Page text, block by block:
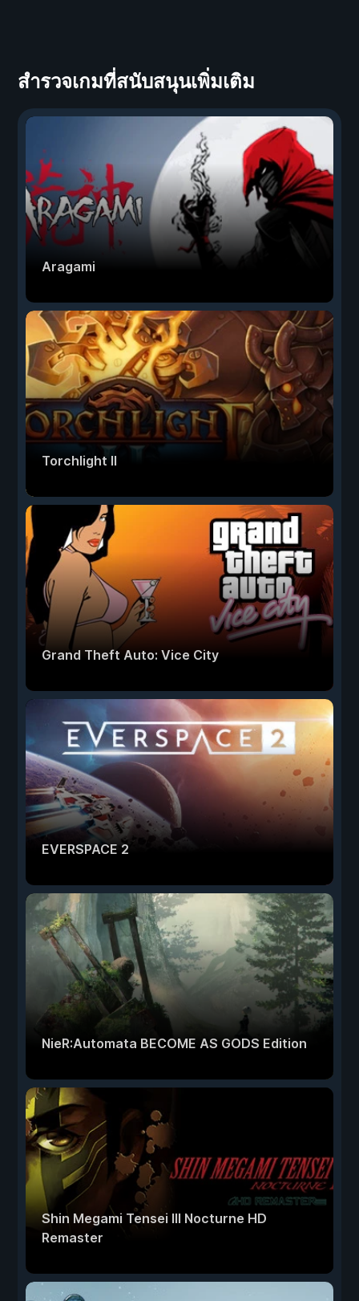
สำรวจเกมที่สนับสนุนเพิ่มเติม
Aragami
Torchlight II
Grand Theft Auto: Vice City
EVERSPACE 2
NieR:Automata BECOME AS GODS Edition
Shin Megami Tensei III Nocturne HD
Remaster